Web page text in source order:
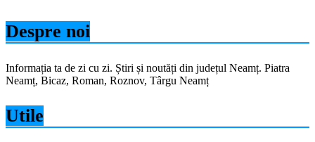
Despre noi
Informația ta de zi cu zi. Știri și noutăți din județul Neamț. Piatra
Neamț, Bicaz, Roman, Roznov, Târgu Neamț
Utile